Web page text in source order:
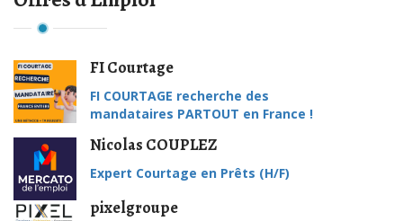
FI Courtage
FI COURTAGE recherche des
mandataires PARTOUT en France !
Nicolas COUPLEZ
Expert Courtage en Prêts (H/F)
pixelgroupe